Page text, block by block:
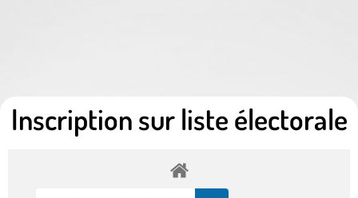
Inscription sur liste électorale